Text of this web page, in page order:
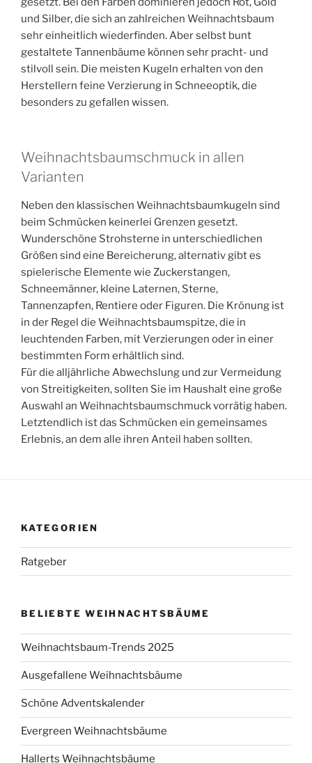
und Silber, die sich an zahlreichen Weihnachtsbaum
sehr einheitlich wiederfinden. Aber selbst bunt
gestaltete Tannenbäume können sehr pracht- und
stilvoll sein. Die meisten Kugeln erhalten von den
Herstellern feine Verzierung in Schneeoptik, die
besonders zu gefallen wissen.
Weihnachtsbaumschmuck in allen
Varianten
Neben den klassischen Weihnachtsbaumkugeln sind
beim Schmücken keinerlei Grenzen gesetzt.
Wunderschöne Strohsterne in unterschiedlichen
Größen sind eine Bereicherung, alternativ gibt es
spielerische Elemente wie Zuckerstangen,
Schneemänner, kleine Laternen, Sterne,
Tannenzapfen, Rentiere oder Figuren. Die Krönung ist
in der Regel die Weihnachtsbaumspitze, die in
leuchtenden Farben, mit Verzierungen oder in einer
bestimmten Form erhältlich sind.
Für die alljährliche Abwechslung und zur Vermeidung
von Streitigkeiten, sollten Sie im Haushalt eine große
Auswahl an Weihnachtsbaumschmuck vorrätig haben.
Letztendlich ist das Schmücken ein gemeinsames
Erlebnis, an dem alle ihren Anteil haben sollten.
KATEGORIEN
Ratgeber
BELIEBTE WEIHNACHTSBÄUME
Weihnachtsbaum-Trends 2025
Ausgefallene Weihnachtsbäume
Schöne Adventskalender
Evergreen Weihnachtsbäume
Hallerts Weihnachtsbäume